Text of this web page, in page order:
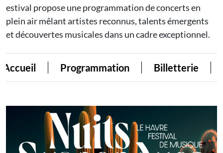
estival propose une programmation de concerts en
plein air mêlant artistes reconnus, talents émergents
et découvertes musicales dans un cadre exceptionnel.
Programmation Billetterie